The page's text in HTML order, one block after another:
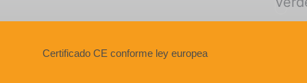
Certificado CE conforme ley europea